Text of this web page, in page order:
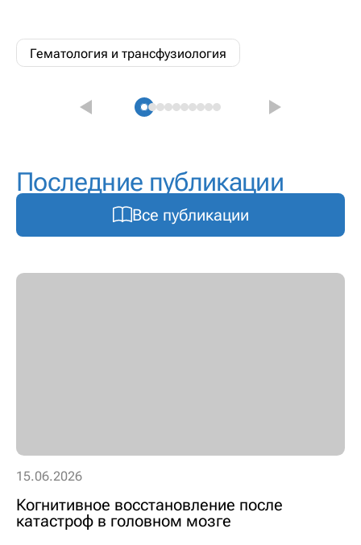
Гематология и трансфузиология
Последние публикации
Все публикации
15.06.2026
Когнитивное восстановление после
катастроф в головном мозге